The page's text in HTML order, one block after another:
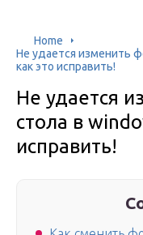
Home
Не удается изменить
как это исправить!
Не удается
стола в
исправить!